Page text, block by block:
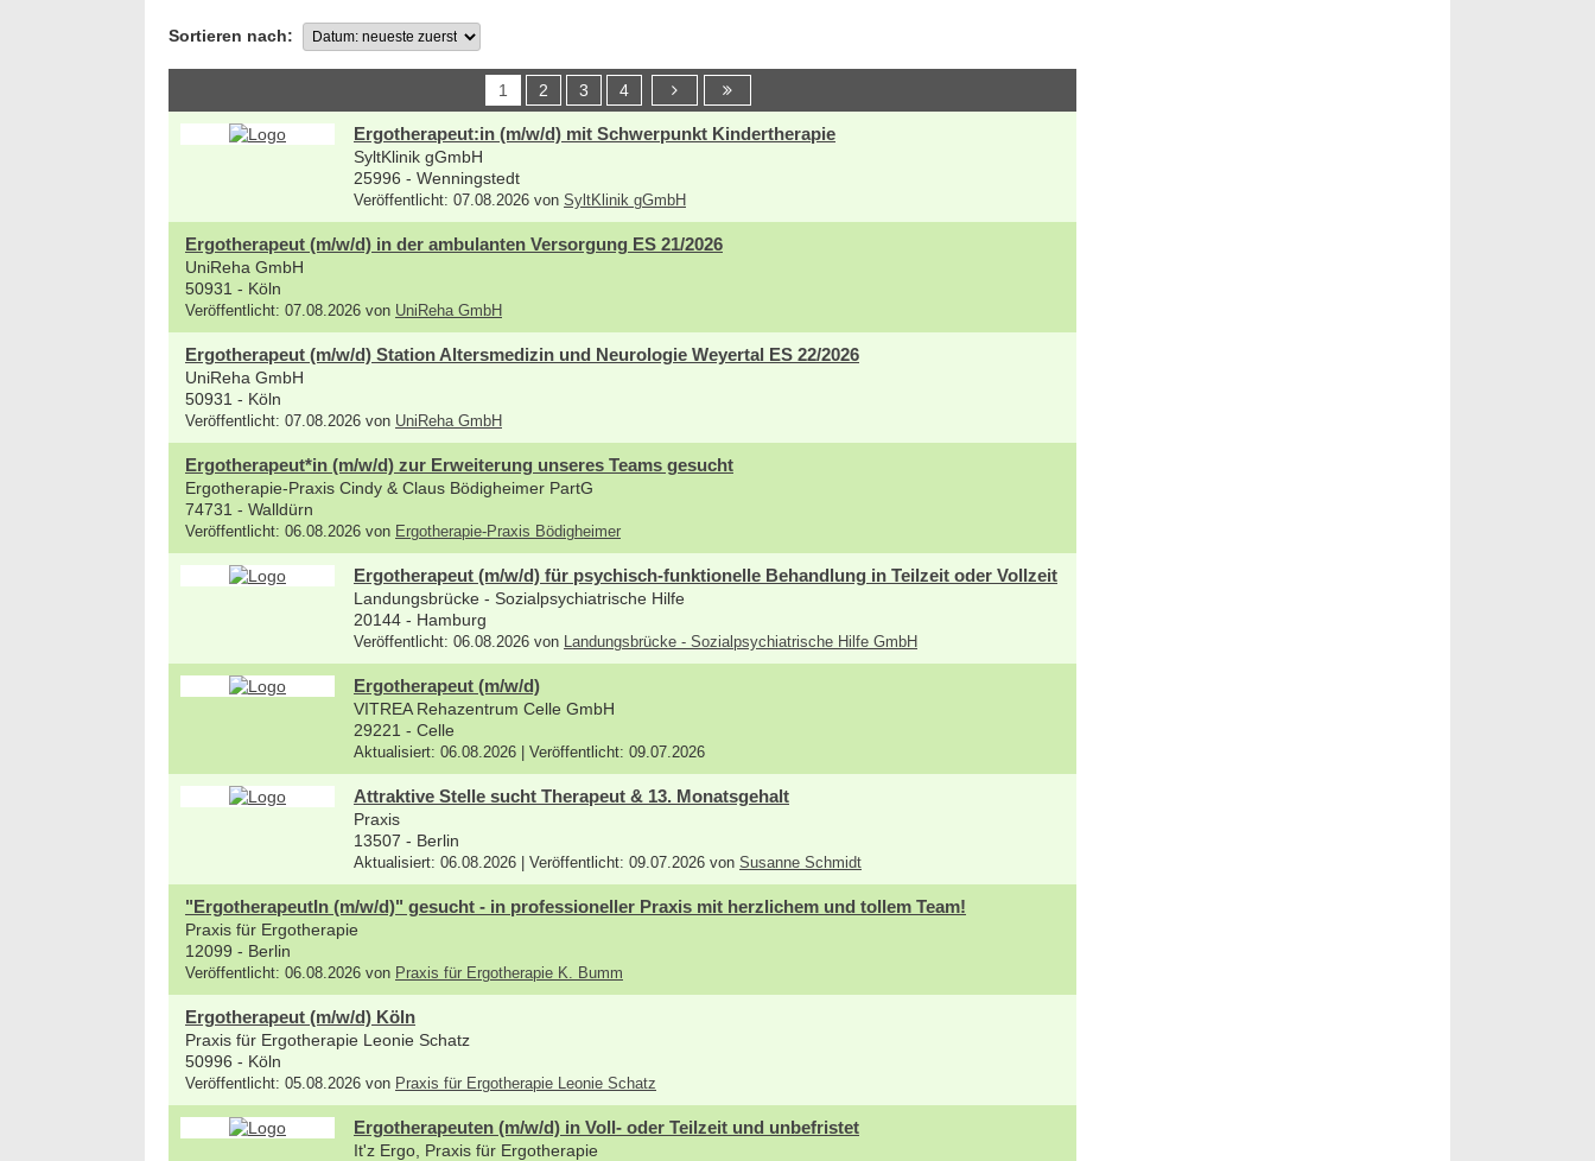
Sortieren nach:
1 2 3 4
Ergotherapeut:in (m/w/d) mit Schwerpunkt Kindertherapie
SyltKlinik gGmbH
25996 - Wenningstedt
Veröffentlicht: 07.08.2026 von SyltKlinik gGmbH
Ergotherapeut (m/w/d) in der ambulanten Versorgung ES 21/2026
UniReha GmbH
50931 - Köln
Veröffentlicht: 07.08.2026 von UniReha GmbH
Ergotherapeut (m/w/d) Station Altersmedizin und Neurologie Weyertal ES 22/2026
UniReha GmbH
50931 - Köln
Veröffentlicht: 07.08.2026 von UniReha GmbH
Ergotherapeut*in (m/w/d) zur Erweiterung unseres Teams gesucht
Ergotherapie-Praxis Cindy & Claus Bödigheimer PartG
74731 - Walldürn
Veröffentlicht: 06.08.2026 von Ergotherapie-Praxis Bödigheimer
Ergotherapeut (m/w/d) für psychisch-funktionelle Behandlung in Teilzeit oder Vollzeit
Landungsbrücke - Sozialpsychiatrische Hilfe
20144 - Hamburg
Veröffentlicht: 06.08.2026 von Landungsbrücke - Sozialpsychiatrische Hilfe GmbH
Ergotherapeut (m/w/d)
VITREA Rehazentrum Celle GmbH
29221 - Celle
Aktualisiert: 06.08.2026 | Veröffentlicht: 09.07.2026
Attraktive Stelle sucht Therapeut & 13. Monatsgehalt
Praxis
13507 - Berlin
Aktualisiert: 06.08.2026 | Veröffentlicht: 09.07.2026 von Susanne Schmidt
"ErgotherapeutIn (m/w/d)" gesucht - in professioneller Praxis mit herzlichem und tollem Team!
Praxis für Ergotherapie
12099 - Berlin
Veröffentlicht: 06.08.2026 von Praxis für Ergotherapie K. Bumm
Ergotherapeut (m/w/d) Köln
Praxis für Ergotherapie Leonie Schatz
50996 - Köln
Veröffentlicht: 05.08.2026 von Praxis für Ergotherapie Leonie Schatz
Ergotherapeuten (m/w/d) in Voll- oder Teilzeit und unbefristet
It'z Ergo, Praxis für Ergotherapie